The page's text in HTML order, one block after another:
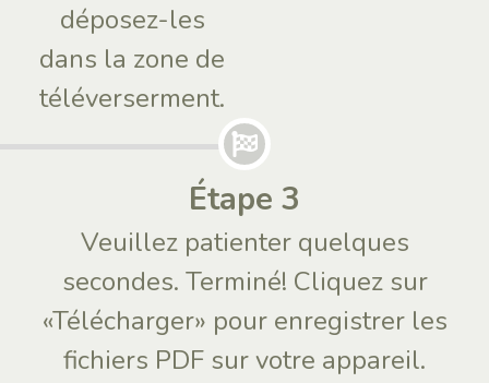
déposez-les
dans la zone de
téléverserment.
Étape 3
Veuillez patienter quelques
secondes. Terminé! Cliquez sur
«Télécharger» pour enregistrer les
fichiers PDF sur votre appareil.